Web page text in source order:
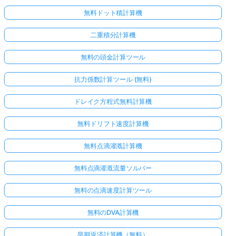
グイ
ン！
無料ドット積計算機
二重積分計算機
無料の頭金計算ツール
抗力係数計算ツール (無料)
ドレイク方程式無料計算機
無料ドリフト速度計算機
無料点滴灌漑計算機
無料点滴灌漑流量ソルバー
無料の点滴速度計算ツール
無料のDVA計算機